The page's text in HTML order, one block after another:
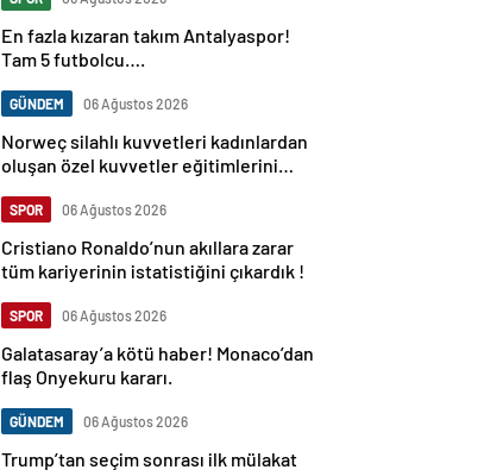
En fazla kızaran takım Antalyaspor!
Tam 5 futbolcu….
GÜNDEM 06 Ağustos 2026
Norweç silahlı kuvvetleri kadınlardan
oluşan özel kuvvetler eğitimlerini
SPOR 06 Ağustos 2026
Cristiano Ronaldo’nun akıllara zarar
tüm kariyerinin istatistiğini çıkardık !
SPOR 06 Ağustos 2026
Galatasaray’a kötü haber! Monaco’dan
flaş Onyekuru kararı.
GÜNDEM 06 Ağustos 2026
Trump’tan seçim sonrası ilk mülakat